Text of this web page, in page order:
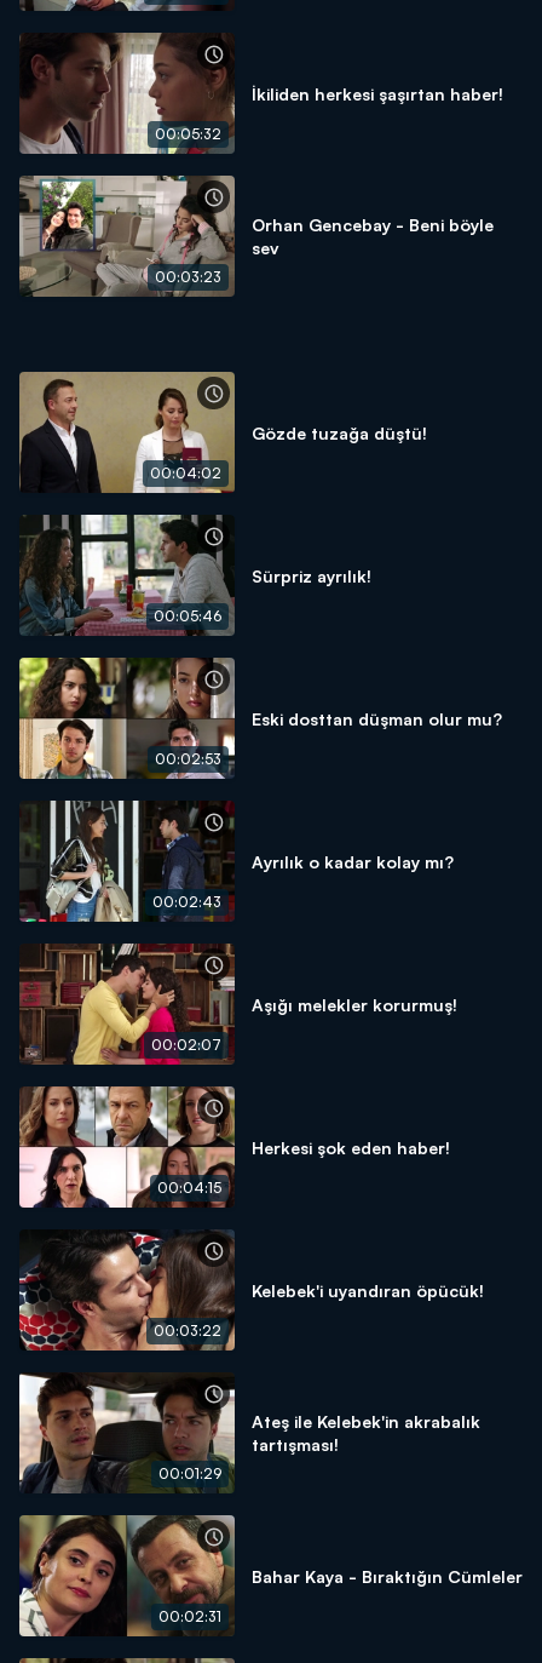
00:05:32
İkiliden herkesi şaşırtan haber!
00:03:23
Orhan Gencebay - Beni böyle
sev
00:04:02
Gözde tuzağa düştü!
00:05:46
Sürpriz ayrılık!
00:02:53
Eski dosttan düşman olur mu?
00:02:43
Ayrılık o kadar kolay mı?
00:02:07
Aşığı melekler korurmuş!
00:04:15
Herkesi şok eden haber!
00:03:22
Kelebek'i uyandıran öpücük!
00:01:29
Ateş ile Kelebek'in akrabalık
tartışması!
00:02:31
Bahar Kaya - Bıraktığın Cümleler